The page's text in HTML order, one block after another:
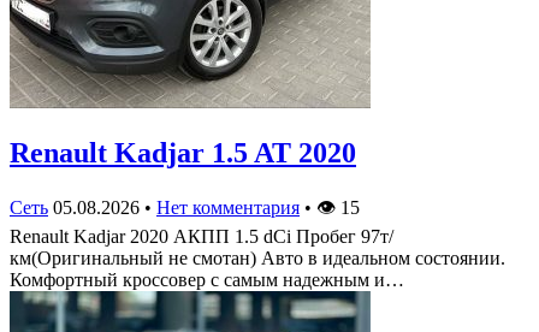
Renault Kadjar 1.5 AT 2020
Сеть 05.08.2026 • Нет комментария • 👁 15
Renault Kadjar 2020 АКПП 1.5 dCi Пробег 97т/
км(Оригинальный не смотан) Авто в идеальном состоянии.
Комфортный кроссовер с самым надежным и…